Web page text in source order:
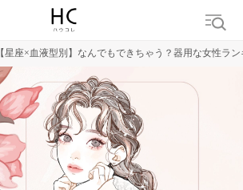
【星座×血液型別】なんでもできちゃう？器用な女性ラ